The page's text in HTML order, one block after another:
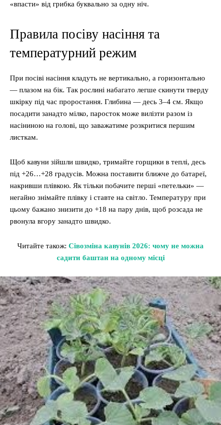
«впасти» від грибка буквально за одну ніч.
Правила посіву насіння та
температурний режим
При посіві насіння кладуть не вертикально, а горизонтально
— плазом на бік. Так рослині набагато легше скинути тверду
шкірку під час проростання. Глибина — десь 3–4 см. Якщо
посадити занадто мілко, паросток може вилізти разом із
насіниною на голові, що заважатиме розкритися першим
листкам.
Щоб кавуни зійшли швидко, тримайте горщики в теплі, десь
під +26…+28 градусів. Можна поставити ближче до батареї,
накривши плівкою. Як тільки побачите перші «петельки» —
негайно знімайте плівку і ставте на світло. Температуру при
цьому бажано знизити до +18 на пару днів, щоб розсада не
рвонула вгору занадто швидко.
Читайте також: Сівозміна кавунів 2026: чому не можна
садити баштан на одному місці